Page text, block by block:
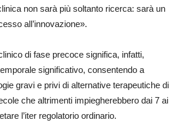
non sarà più soltanto ricerca: sarà un
all’innovazione».
di fase precoce significa, infatti,
significativo, consentendo a
gravi e privi di alternative terapeutiche di
che altrimenti impiegherebbero dai 7 ai
l’iter regolatorio ordinario.